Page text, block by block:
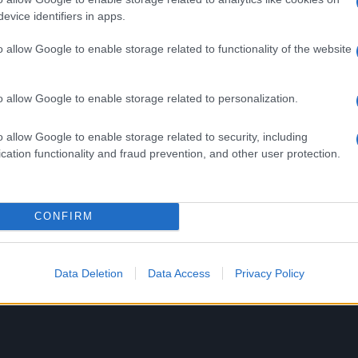
identifiers in apps.
allow Google to enable storage related to functionality of the website
allow Google to enable storage related to personalization.
allow Google to enable storage related to security, including
functionality and fraud prevention, and other user protection.
CONFIRM
Data Deletion Data Access Privacy Policy
zona San Pietro: denunce e
7 anni fa
IL CORONAVIRUS
Successiva
anche un dipendente Rai